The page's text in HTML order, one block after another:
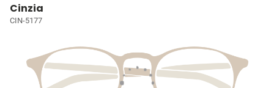
Cinzia
CIN-5177